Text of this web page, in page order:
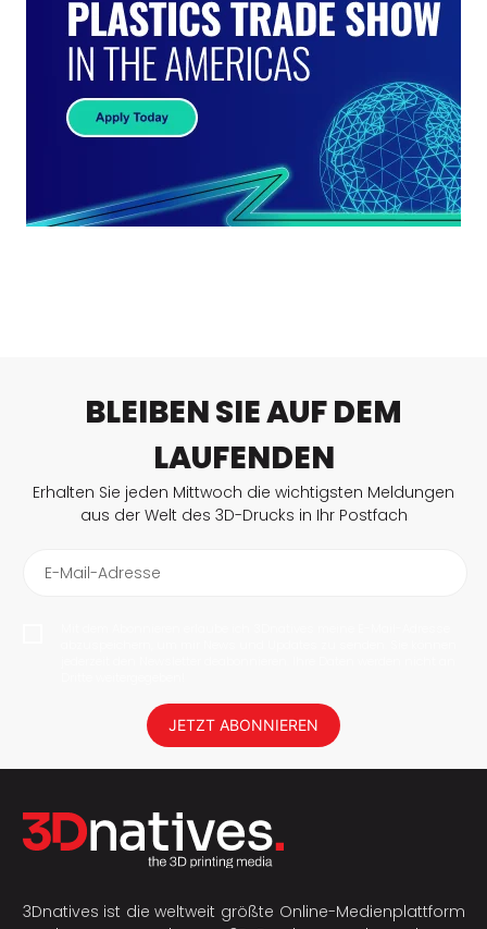
BLEIBEN SIE AUF DEM
LAUFENDEN
Erhalten Sie jeden Mittwoch die wichtigsten Meldungen
aus der Welt des 3D-Drucks in Ihr Postfach
E-Mail-Adresse
JETZT ABONNIEREN
3Dnatives ist die weltweit größte Online-Medienplattform